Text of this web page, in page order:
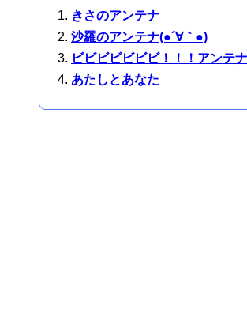
きさのアンテナ
沙羅のアンテナ(●´∀｀●)
ビビビビビビビ！！！アンテ
あたしとあなた